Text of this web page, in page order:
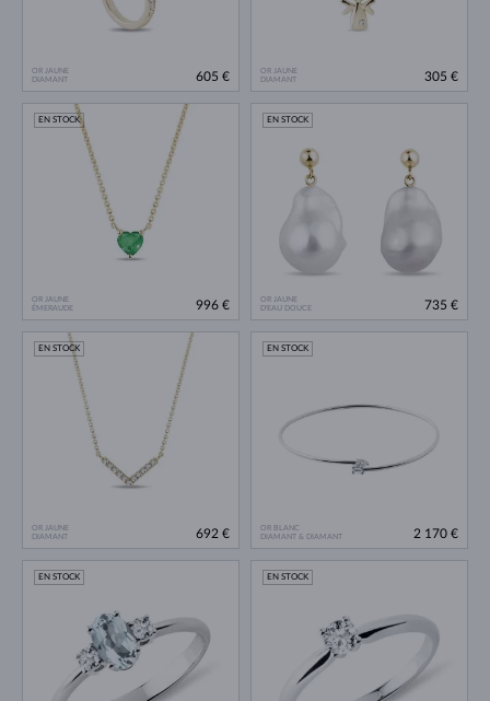
OR JAUNE
DIAMANT
605 €
OR JAUNE
DIAMANT
305 €
OR JAUNE
ÉMERAUDE
EN STOCK
996 €
OR JAUNE
D'EAU DOUCE
EN STOCK
735 €
OR JAUNE
DIAMANT
EN STOCK
692 €
OR BLANC
DIAMANT & DIAMANT
EN STOCK
2 170 €
EN STOCK EN STOCK